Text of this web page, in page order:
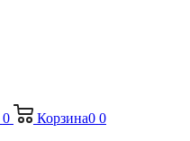
0 Корзина0 0